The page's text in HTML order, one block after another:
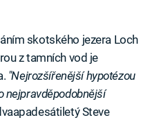
skotského jezera Loch
z tamních vod je
"Nejrozšířenější hypotézou
nejpravděpodobnější
Steve